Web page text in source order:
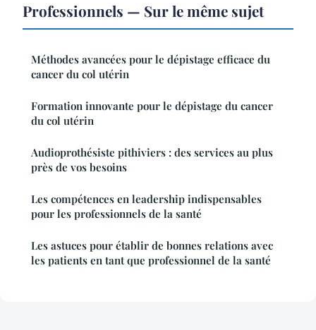
Professionnels — Sur le même sujet
Méthodes avancées pour le dépistage efficace du
cancer du col utérin
Formation innovante pour le dépistage du cancer
du col utérin
Audioprothésiste pithiviers : des services au plus
près de vos besoins
Les compétences en leadership indispensables
pour les professionnels de la santé
Les astuces pour établir de bonnes relations avec
les patients en tant que professionnel de la santé